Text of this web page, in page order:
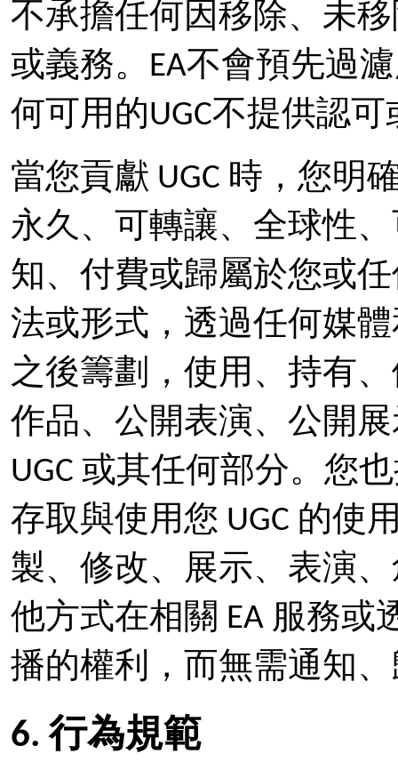
不承擔任何因移除、未
或義務。EA不會預先過
何可用的UGC不提供認
當您貢獻 UGC 時，您明
永久、可轉讓、全球性
知、付費或歸屬於您或
法或形式，透過任何媒
之後籌劃，使用、持有
作品、公開表演、公開
UGC 或其任何部分。您
存取與使用您 UGC 的使
製、修改、展示、表演
他方式在相關 EA 服務或
播的權利，而無需通知
6. 行為規範